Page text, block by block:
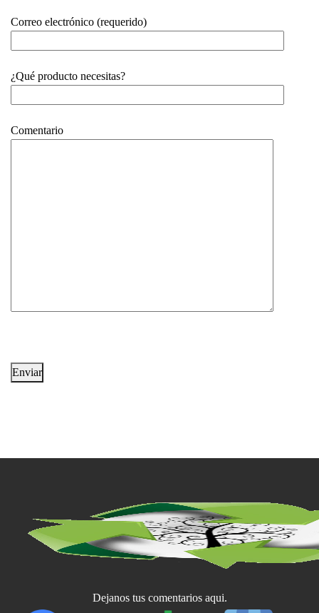
Correo electrónico (requerido)
¿Qué producto necesitas?
Comentario
Dejanos tus comentarios aqui.